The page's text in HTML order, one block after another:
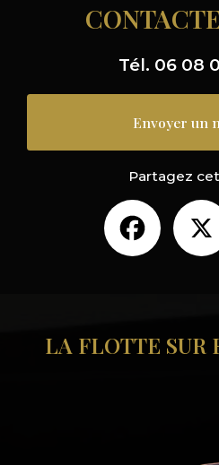
Tél. 06 08
Envoyer un
Partagez
LA FLOTTE SUR